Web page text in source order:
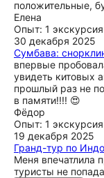
положительные,
Елена
Опыт: 1 экскурсия
30 декабря 2025
Сумбава:
впервые
увидеть китовых
прошлый раз не
в памяти!!!! 😍
Фёдор
Опыт: 1 экскурсия
19 декабря 2025
Гранд-тур по
Меня впечатлила
туристы не